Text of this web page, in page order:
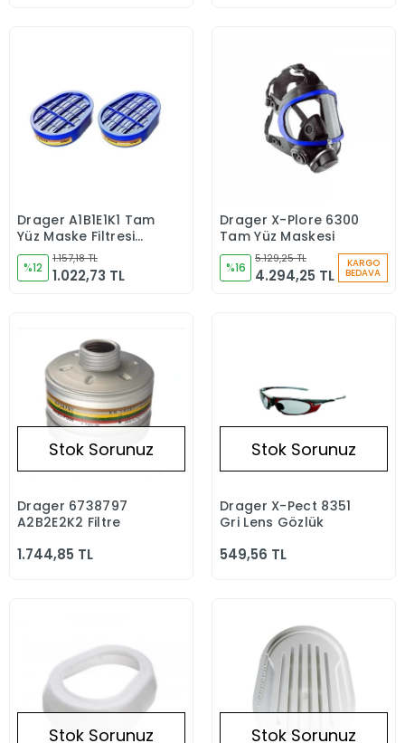
Sepete Ekle
Drager A1B1E1K1 Tam
Yüz Maske Filtresi
6738816
%12
1.157,18 TL
1.022,73 TL
Sepete Ekle
Drager X-Plore 6300
Tam Yüz Maskesi
%16
5.129,25 TL
4.294,25 TL
KARGO
BEDAVA
Stokta Yok
Stok Sorunuz
Drager 6738797
A2B2E2K2 Filtre
1.744,85 TL
Stokta Yok
Stok Sorunuz
Drager X-Pect 8351
Gri Lens Gözlük
549,56 TL
Stok Sorunuz Stok Sorunuz